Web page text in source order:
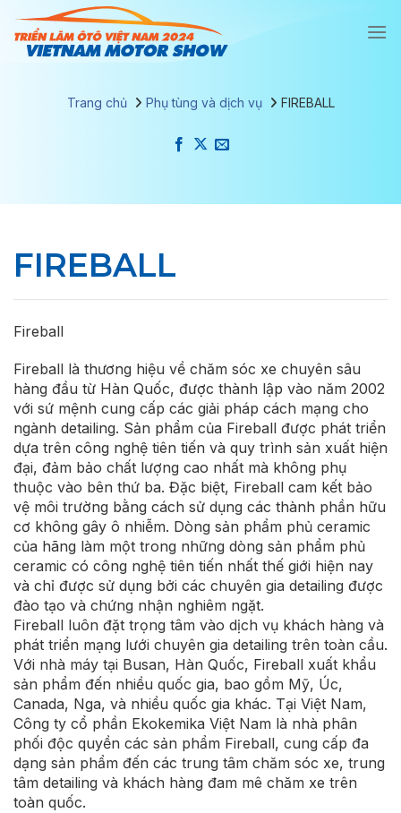
đến
Trang chủ Phụ tùng và dịch vụ FIREBALL
FIREBALL
Fireball
Fireball là thương hiệu về chăm sóc xe chuyên sâu
hàng đầu từ Hàn Quốc, được thành lập vào năm 2002
với sứ mệnh cung cấp các giải pháp cách mạng cho
ngành detailing. Sản phẩm của Fireball được phát triển
dựa trên công nghệ tiên tiến và quy trình sản xuất hiện
đại, đảm bảo chất lượng cao nhất mà không phụ
thuộc vào bên thứ ba. Đặc biệt, Fireball cam kết bảo
vệ môi trường bằng cách sử dụng các thành phần hữu
cơ không gây ô nhiễm. Dòng sản phẩm phủ ceramic
của hãng làm một trong những dòng sản phẩm phủ
ceramic có công nghệ tiên tiến nhất thế giới hiện nay
và chỉ được sử dụng bởi các chuyên gia detailing được
đào tạo và chứng nhận nghiêm ngặt.
Fireball luôn đặt trọng tâm vào dịch vụ khách hàng và
phát triển mạng lưới chuyên gia detailing trên toàn cầu.
Với nhà máy tại Busan, Hàn Quốc, Fireball xuất khẩu
sản phẩm đến nhiều quốc gia, bao gồm Mỹ, Úc,
Canada, Nga, và nhiều quốc gia khác. Tại Việt Nam,
Công ty cổ phần Ekokemika Việt Nam là nhà phân
phối độc quyền các sản phẩm Fireball, cung cấp đa
dạng sản phẩm đến các trung tâm chăm sóc xe, trung
tâm detailing và khách hàng đam mê chăm xe trên
toàn quốc.